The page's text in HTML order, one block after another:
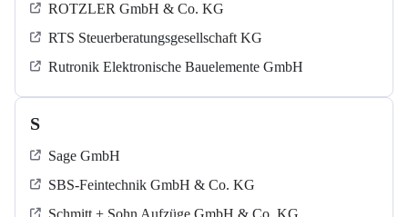
ROTZLER GmbH & Co. KG
RTS Steuerberatungsgesellschaft KG
Rutronik Elektronische Bauelemente GmbH
S
Sage GmbH
SBS-Feintechnik GmbH & Co. KG